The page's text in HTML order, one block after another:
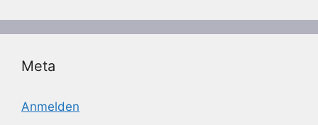
Meta
Anmelden